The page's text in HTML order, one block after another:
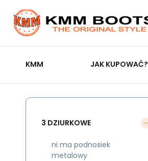
KMM JAK KUPOWAĆ?
3 DZIURKOWE
ni ma podnosiek
metalowy